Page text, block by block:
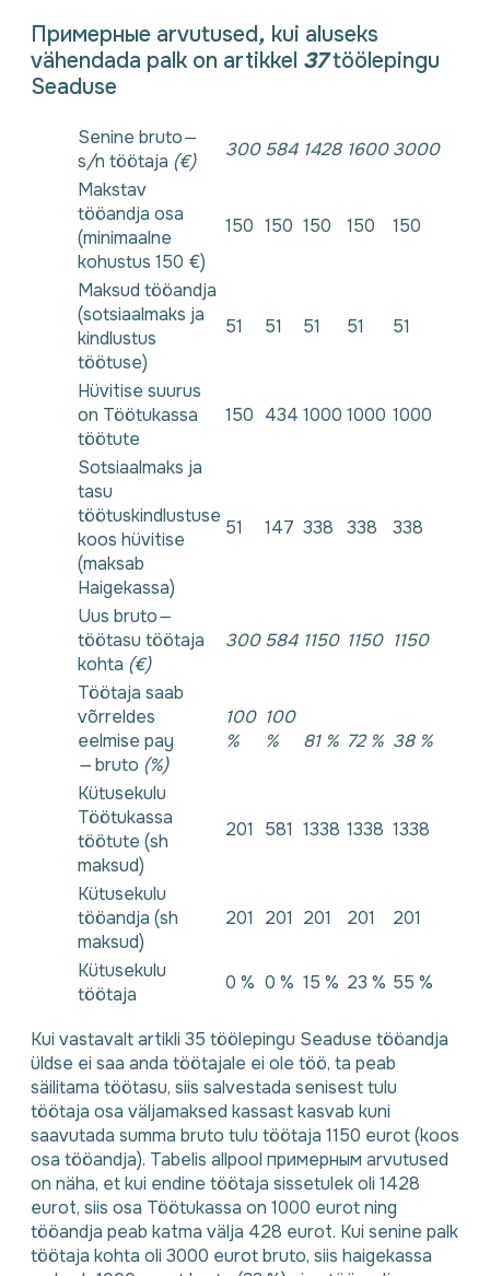
Примерные arvutused, kui aluseks
vähendada palk on artikkel 37töölepingu
Seaduse
Senine bruto—
s/n töötaja (€)
300 584 1428 1600 3000
Makstav
tööandja osa
(minimaalne
kohustus 150 €)
150 150 150 150 150
Maksud tööandja
(sotsiaalmaks ja
kindlustus
töötuse)
51 51 51 51 51
Hüvitise suurus
on Töötukassa
töötute
150 434 1000 1000 1000
Sotsiaalmaks ja
tasu
töötuskindlustuse
koos hüvitise
(maksab
Haigekassa)
51 147 338 338 338
Uus bruto—
töötasu töötaja
kohta (€)
300 584 1150 1150 1150
Töötaja saab
võrreldes
eelmise pay
—bruto (%)
100
%
100
%
81 % 72 % 38 %
Kütusekulu
Töötukassa
töötute (sh
maksud)
201 581 1338 1338 1338
Kütusekulu
tööandja (sh
maksud)
201 201 201 201 201
Kütusekulu
töötaja
0 % 0 % 15 % 23 % 55 %
Kui vastavalt artikli 35 töölepingu Seaduse tööandja
üldse ei saa anda töötajale ei ole töö, ta peab
säilitama töötasu, siis salvestada senisest tulu
töötaja osa väljamaksed kassast kasvab kuni
saavutada summa bruto tulu töötaja 1150 eurot (koos
osa tööandja). Tabelis allpool примерным arvutused
on näha, et kui endine töötaja sissetulek oli 1428
eurot, siis osa Töötukassa on 1000 eurot ning
tööandja peab katma välja 428 eurot. Kui senine palk
töötaja kohta oli 3000 eurot bruto, siis haigekassa